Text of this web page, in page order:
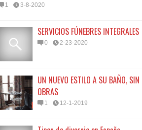
1 3-8-2020
SERVICIOS FÚNEBRES INTEGRALES
0 2-23-2020
UN NUEVO ESTILO A SU BAÑO, SIN
OBRAS
1 12-1-2019